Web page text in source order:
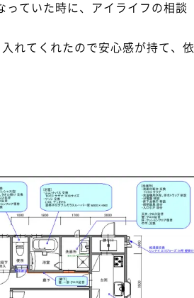
ていた時に、アイライフの相談
れてくれたので安心感が持て、依